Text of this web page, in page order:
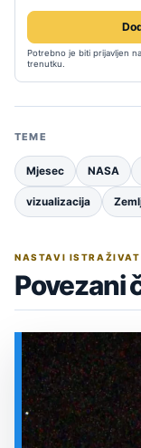
Potrebno je biti prijavljen
trenutku.
TEME
Mjesec NASA
vizualizacija
NASTAVI
Povezani